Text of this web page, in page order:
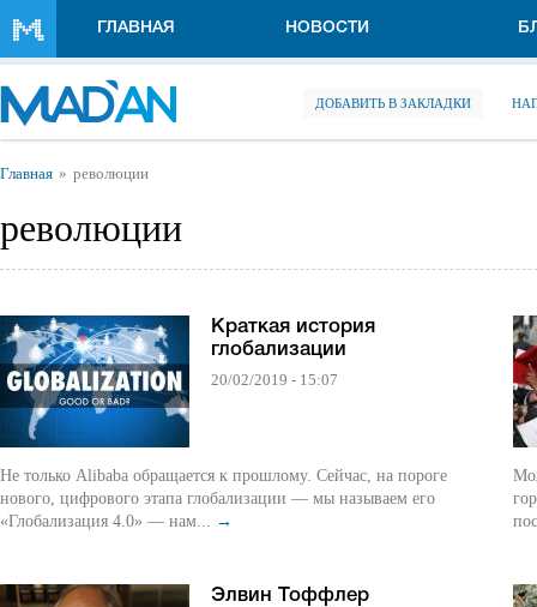
ГЛАВНАЯ НОВОСТИ
ДОБАВИТЬ В ЗАКЛАДКИ
Вы здесь
Главная революции
революции
Краткая история
глобализации
20/02/2019 - 15:07
Не только Alibaba обращается к прошлому. Сейчас, на пороге
нового, цифрового этапа глобализации — мы называем его
«Глобализация 4.0» — нам... →
Элвин Тоффлер